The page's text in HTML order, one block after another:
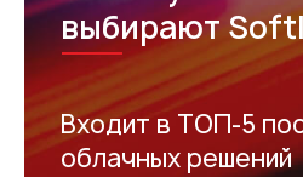
выбирают
Входит в ТОП-5
облачных решений